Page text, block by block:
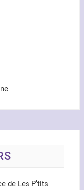
de Les P’tits